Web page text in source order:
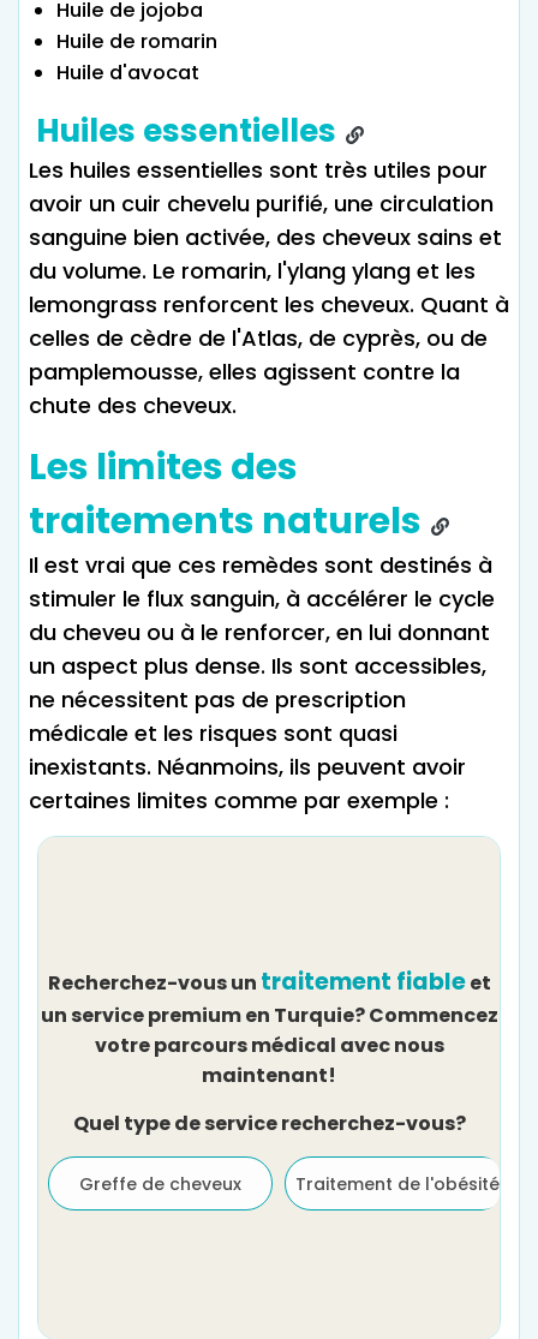
Huile de jojoba
Huile de romarin
Huile d'avocat
Huiles essentielles
Les huiles essentielles sont très utiles pour
avoir un cuir chevelu purifié, une circulation
sanguine bien activée, des cheveux sains et
du volume. Le romarin, l'ylang ylang et les
lemongrass renforcent les cheveux. Quant à
celles de cèdre de l'Atlas, de cyprès, ou de
pamplemousse, elles agissent contre la
chute des cheveux.
Les limites des
traitements naturels
Il est vrai que ces remèdes sont destinés à
stimuler le flux sanguin, à accélérer le cycle
du cheveu ou à le renforcer, en lui donnant
un aspect plus dense. Ils sont accessibles,
ne nécessitent pas de prescription
médicale et les risques sont quasi
inexistants. Néanmoins, ils peuvent avoir
certaines limites comme par exemple :
Recherchez-vous un traitement fiableet
un service premium en Turquie? Commencez
votre parcours médical avec nous
maintenant!
Quel type de service recherchez-vous?
Greffe de cheveux Traitement de l'obésité